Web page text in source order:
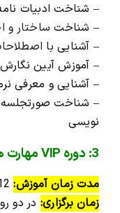
– شناخت ادبیات
– شناخت ساختار و
– آشنایی با
– آموزش آیین
– آشنایی و معرفی
– شناخت
نویسی
3: دوره VIP مهارت های ارتباطی و جذب مشتری
مدت زمان آموزش:12 ساعت بصورت حضوری
زمان برگزاری: در دو